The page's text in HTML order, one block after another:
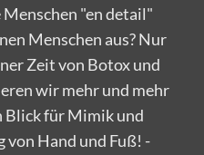
"en detail"
Menschen aus? Nur
Zeit von Botox und
wir mehr und mehr
Blick für Mimik und
von Hand und Fuß! -